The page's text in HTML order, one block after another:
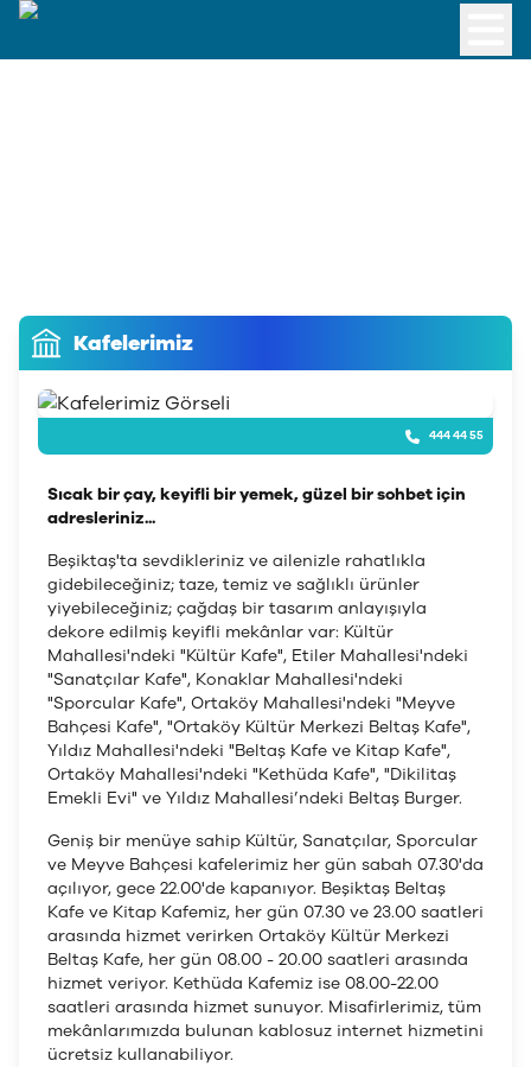
Kafelerimiz
444 44 55
Sıcak bir çay, keyifli bir yemek, güzel bir sohbet için
adresleriniz...
Beşiktaş'ta sevdikleriniz ve ailenizle rahatlıkla
gidebileceğiniz; taze, temiz ve sağlıklı ürünler
yiyebileceğiniz; çağdaş bir tasarım anlayışıyla
dekore edilmiş keyifli mekânlar var: Kültür
Mahallesi'ndeki "Kültür Kafe", Etiler Mahallesi'ndeki
"Sanatçılar Kafe", Konaklar Mahallesi'ndeki
"Sporcular Kafe", Ortaköy Mahallesi'ndeki "Meyve
Bahçesi Kafe", "Ortaköy Kültür Merkezi Beltaş Kafe",
Yıldız Mahallesi'ndeki "Beltaş Kafe ve Kitap Kafe",
Ortaköy Mahallesi'ndeki "Kethüda Kafe", "Dikilitaş
Emekli Evi" ve Yıldız Mahallesi’ndeki Beltaş Burger.
Geniş bir menüye sahip Kültür, Sanatçılar, Sporcular
ve Meyve Bahçesi kafelerimiz her gün sabah 07.30'da
açılıyor, gece 22.00'de kapanıyor. Beşiktaş Beltaş
Kafe ve Kitap Kafemiz, her gün 07.30 ve 23.00 saatleri
arasında hizmet verirken Ortaköy Kültür Merkezi
Beltaş Kafe, her gün 08.00 - 20.00 saatleri arasında
hizmet veriyor. Kethüda Kafemiz ise 08.00-22.00
saatleri arasında hizmet sunuyor. Misafirlerimiz, tüm
mekânlarımızda bulunan kablosuz internet hizmetini
ücretsiz kullanabiliyor.